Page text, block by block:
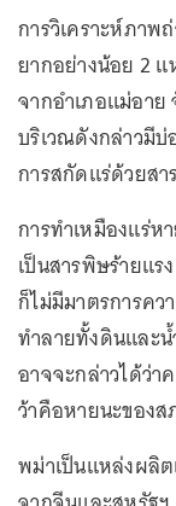
การวิเคราะห์ภาพ
ยากอย่างน้อย 2
จากอำเภอแม่อาย
บริเวณดังกล่าวมีบ่
การสกัดแร่ด้วยส
การทำเหมืองแร่ห
เป็นสารพิษร้ายแร
ก็ไม่มีมาตรการค
ทำลายทั้งดินและ
อาจจะกล่าวได้ว่า
ว้าคือหายนะของ
พม่าเป็นแหล่งผลิ